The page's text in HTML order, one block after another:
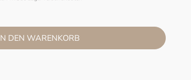
DEN WARENKORB